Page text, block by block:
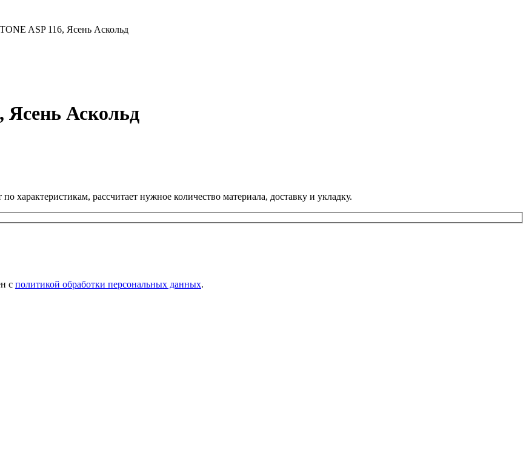
ASP 116, Ясень Аскольд
Ясень Аскольд
характеристикам, рассчитает нужное количество материала, доставку и укладку.
с политикой обработки персональных данных.